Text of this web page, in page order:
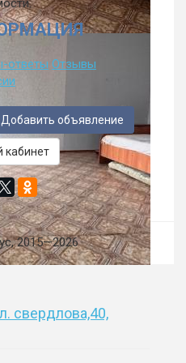
свердлова,40,
ответы Отзывы
Добавить объявление
кабинет
2015—2026